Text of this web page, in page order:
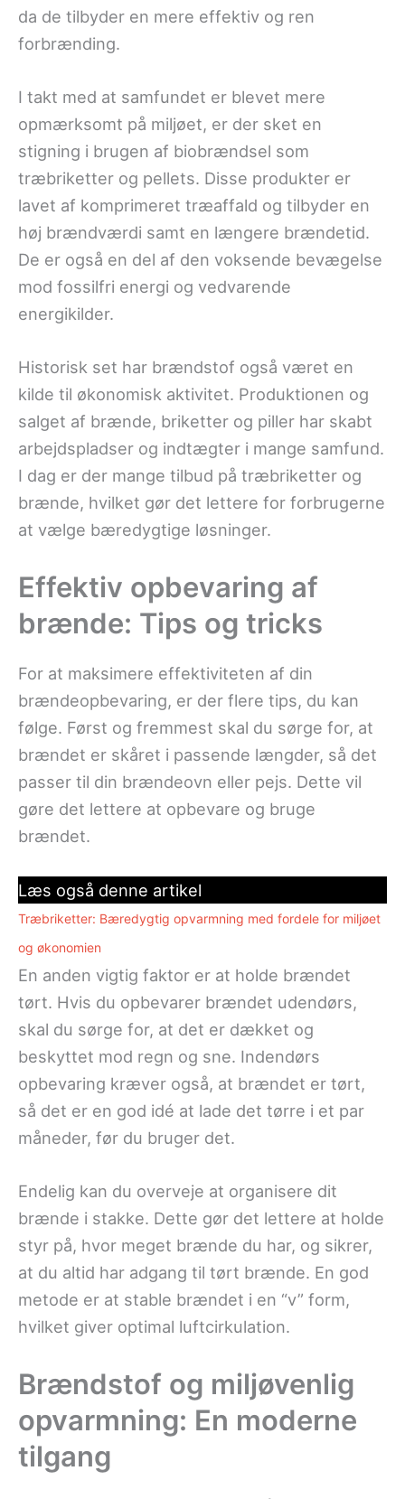
da de tilbyder en mere effektiv og ren
forbrænding.
I takt med at samfundet er blevet mere
opmærksomt på miljøet, er der sket en
stigning i brugen af biobrændsel som
træbriketter og pellets. Disse produkter er
lavet af komprimeret træaffald og tilbyder en
høj brændværdi samt en længere brændetid.
De er også en del af den voksende bevægelse
mod fossilfri energi og vedvarende
energikilder.
Historisk set har brændstof også været en
kilde til økonomisk aktivitet. Produktionen og
salget af brænde, briketter og piller har skabt
arbejdspladser og indtægter i mange samfund.
I dag er der mange tilbud på træbriketter og
brænde, hvilket gør det lettere for forbrugerne
at vælge bæredygtige løsninger.
Effektiv opbevaring af
brænde: Tips og tricks
For at maksimere effektiviteten af din
brændeopbevaring, er der flere tips, du kan
følge. Først og fremmest skal du sørge for, at
brændet er skåret i passende længder, så det
passer til din brændeovn eller pejs. Dette vil
gøre det lettere at opbevare og bruge
brændet.
Læs også denne artikel
Træbriketter: Bæredygtig opvarmning med fordele for miljøet
og økonomien
En anden vigtig faktor er at holde brændet
tørt. Hvis du opbevarer brændet udendørs,
skal du sørge for, at det er dækket og
beskyttet mod regn og sne. Indendørs
opbevaring kræver også, at brændet er tørt,
så det er en god idé at lade det tørre i et par
måneder, før du bruger det.
Endelig kan du overveje at organisere dit
brænde i stakke. Dette gør det lettere at holde
styr på, hvor meget brænde du har, og sikrer,
at du altid har adgang til tørt brænde. En god
metode er at stable brændet i en “v” form,
hvilket giver optimal luftcirkulation.
Brændstof og miljøvenlig
opvarmning: En moderne
tilgang